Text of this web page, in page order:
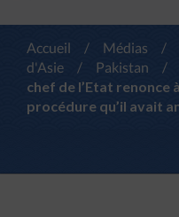
Accueil / Médias /
d'Asie
/ Pakistan /
chef de l’Etat renonce
procédure qu’il avait